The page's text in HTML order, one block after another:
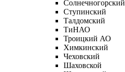
Солнечногорский
Ступинский
Талдомский
ТиНАО
Троицкий АО
Химкинский
Чеховский
Шаховской